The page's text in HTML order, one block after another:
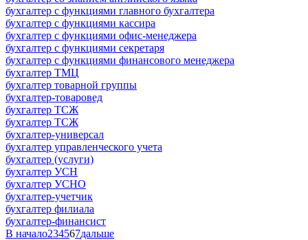
бухгалтер с функциями главного бухгалтера
бухгалтер с функциями кассира
бухгалтер с функциями офис-менеджера
бухгалтер с функциями секретаря
бухгалтер с функциями финансового менеджера
бухгалтер ТМЦ
бухгалтер товарной группы
бухгалтер-товаровед
бухгалтер ТСЖ
бухгалтер ТСЖ
бухгалтер-универсал
бухгалтер управленческого учета
бухгалтер (услуги)
бухгалтер УСН
бухгалтер УСНО
бухгалтер-учетчик
бухгалтер филиала
бухгалтер-финансист
В начало234567дальше